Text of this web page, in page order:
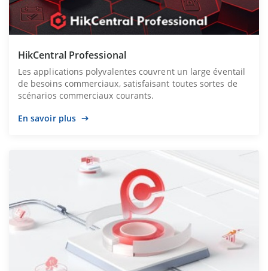
HikCentral Professional
Les applications polyvalentes couvrent un large éventail
de besoins commerciaux, satisfaisant toutes sortes de
scénarios commerciaux courants.
En savoir plus